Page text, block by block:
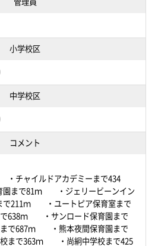
小学校区
中学校区
コメント
チャイルドアカデミーまで434
まで81ｍ ・ジェリービーンイン
で211ｍ ・ユートピア保育室まで
638ｍ ・サンロード保育園まで
で687ｍ ・熊本夜間保育園まで
まで363ｍ ・尚絅中学校まで425